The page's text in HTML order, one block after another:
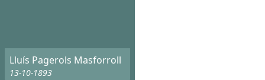
Lluís Pagerols Masforroll
13-10-1893